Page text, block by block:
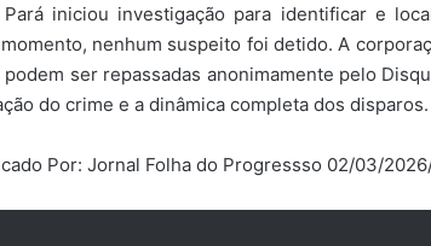
iniciou investigação para identificar e
nenhum suspeito foi detido. A
ser repassadas anonimamente pelo
do crime e a dinâmica completa dos disparos.
Por: Jornal Folha do Progressso 02/03/